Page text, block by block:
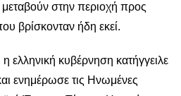
στην περιοχή προς
βρίσκονταν ήδη εκεί.
ελληνική κυβέρνηση κατήγγειλε
ενημέρωσε τις Ηνωμένες